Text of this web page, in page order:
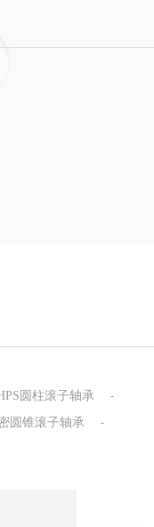
圆柱滚子轴承 -
圆锥滚子轴承 -